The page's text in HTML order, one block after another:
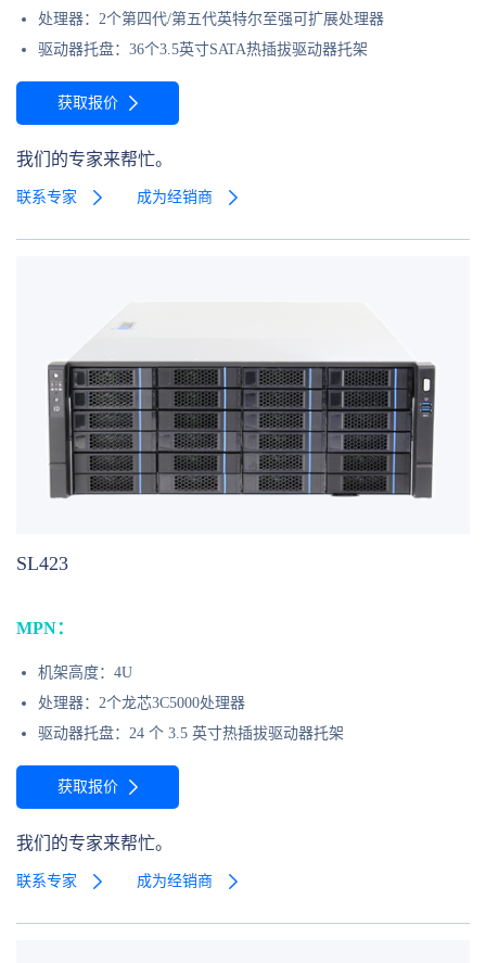
处理器：2个第四代/第五代英特尔至强可扩展处理器
驱动器托盘：36个3.5英寸SATA热插拔驱动器托架
获取报价
我们的专家来帮忙。
联系专家 成为经销商
SL423
MPN：
机架高度：4U
处理器：2个龙芯3C5000处理器
驱动器托盘：24 个 3.5 英寸热插拔驱动器托架
获取报价
我们的专家来帮忙。
联系专家 成为经销商